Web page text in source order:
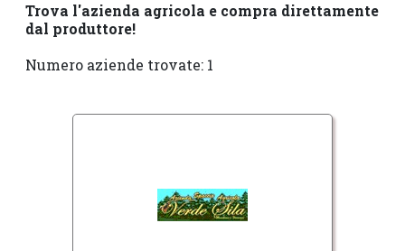
Trova l'azienda agricola e compra direttamente
dal produttore!
Numero aziende trovate: 1